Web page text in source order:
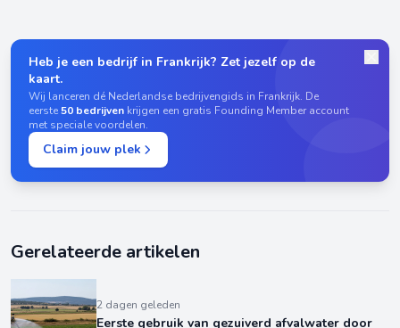
Heb je een bedrijf in Frankrijk? Zet jezelf op de
kaart.
Wij lanceren dé Nederlandse bedrijvengids in Frankrijk. De
eerste50 bedrijven krijgen een gratis Founding Member account
met speciale voordelen.
Claim jouw plek
Gerelateerde artikelen
2 dagen geleden
Eerste gebruik van gezuiverd afvalwater door